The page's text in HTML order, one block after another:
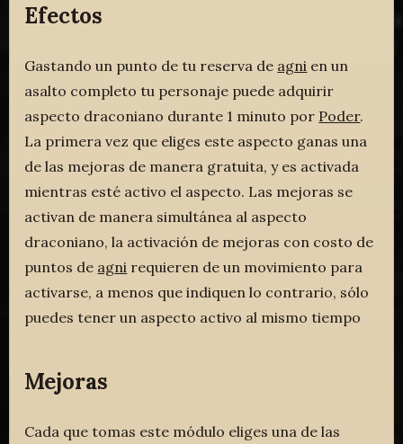
Efectos
Gastando un punto de tu reserva de agni en un
asalto completo tu personaje puede adquirir
aspecto draconiano durante 1 minuto por Poder.
La primera vez que eliges este aspecto ganas una
de las mejoras de manera gratuita, y es activada
mientras esté activo el aspecto. Las mejoras se
activan de manera simultánea al aspecto
draconiano, la activación de mejoras con costo de
puntos de agni requieren de un movimiento para
activarse, a menos que indiquen lo contrario, sólo
puedes tener un aspecto activo al mismo tiempo
Mejoras
Cada que tomas este módulo eliges una de las